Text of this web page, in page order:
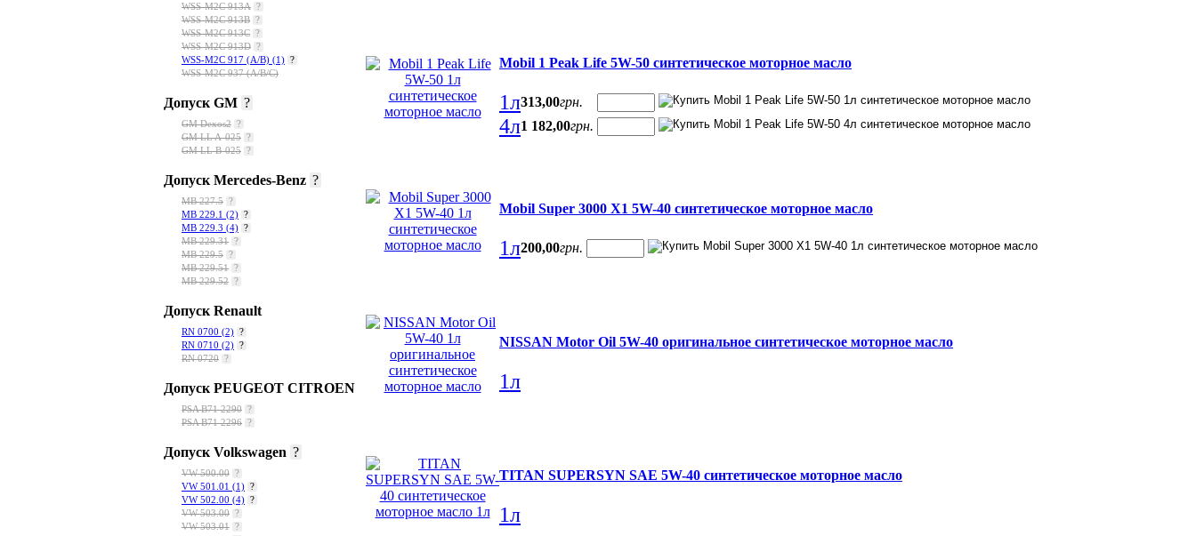
WSS-M2C 913A ?
WSS-M2C 913B ?
WSS-M2C 913C ?
WSS-M2C 913D ?
WSS-M2C 917 (A/B) (1) ?
WSS-M2C 937 (A/B/C)
Допуск GM ?
GM Dexos2 ?
GM LL A-025 ?
GM LL B-025 ?
Допуск Mercedes-Benz ?
МВ 227.5 ?
MB 229.1 (2) ?
MB 229.3 (4) ?
MB 229.31 ?
MB 229.5 ?
MB 229.51 ?
MB 229.52 ?
Допуск Renault
RN 0700 (2) ?
RN 0710 (2) ?
RN 0720 ?
Допуск PEUGEOT CITROEN
PSA B71 2290 ?
PSA B71 2296 ?
Допуск Volkswagen ?
VW 500.00 ?
VW 501.01 (1) ?
VW 502.00 (4) ?
VW 503.00 ?
VW 503.01 ?
Mobil 1 Peak Life 5W-50 синтетическое моторное масло
1л313,00грн.
4л1 182,00грн.
Mobil Super 3000 X1 5W-40 синтетическое моторное масло
1л200,00грн.
NISSAN Motor Oil 5W-40 оригинальное синтетическое моторное масло
1л
TITAN SUPERSYN SAE 5W-40 синтетическое моторное масло
1л